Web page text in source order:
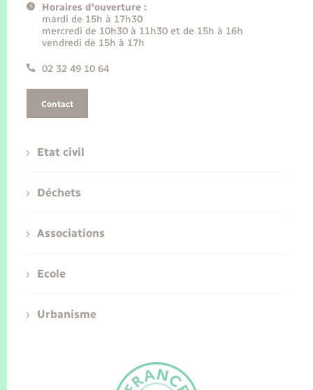
Horaires d'ouverture :
mardi de 15h à 17h30
mercredi de 10h30 à 11h30 et de 15h à 16h
vendredi de 15h à 17h
02 32 49 10 64
Contact
Etat civil
Déchets
Associations
Ecole
Urbanisme